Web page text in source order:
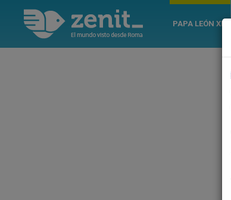
PAPA LEÓN XIV